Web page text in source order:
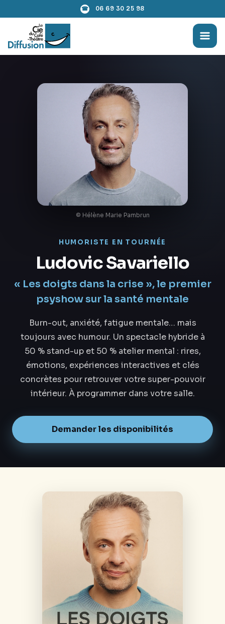
☎ 06 69 30 25 98
© Hélène Marie Pambrun
HUMORISTE EN TOURNÉE
Ludovic Savariello
« Les doigts dans la crise », le premier
psyshow sur la santé mentale
Burn-out, anxiété, fatigue mentale… mais
toujours avec humour. Un spectacle hybride à
50 % stand-up et 50 % atelier mental : rires,
émotions, expériences interactives et clés
concrètes pour retrouver votre super-pouvoir
intérieur. À programmer dans votre salle.
Demander les disponibilités